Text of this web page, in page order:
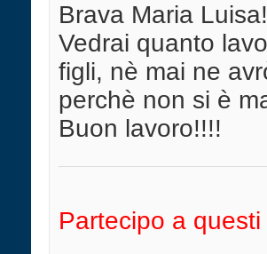
Brava Maria
Vedrai quanto
figli, nè mai ne
perchè non si è
Buon lavoro!!!!
Partecipo a questi